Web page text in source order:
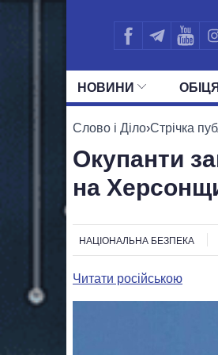
НОВИНИ
УСІ
Слово і Діло›Стрічка
Окупанти
на
НАЦІОНАЛЬНА БЕЗПЕКА
Читати російською